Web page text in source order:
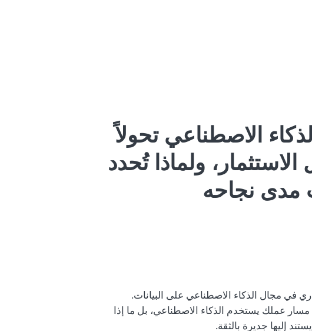
الاصطناعي تحولاً
ولماذا تُحدد
مدى نجاحه
في مجال الذكاء الاصطناعي على البيانات.
عملك يستخدم الذكاء الاصطناعي، بل ما إذا
إليها جديرة بالثقة.